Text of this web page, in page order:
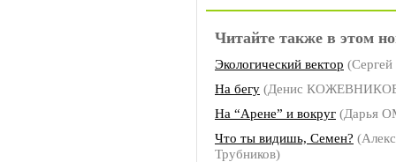
Читайте также в этом
Экологический вектор
На бегу (Денис
На “Арене” и вокруг (Дарья
Что ты видишь, Семен?
Трубников)